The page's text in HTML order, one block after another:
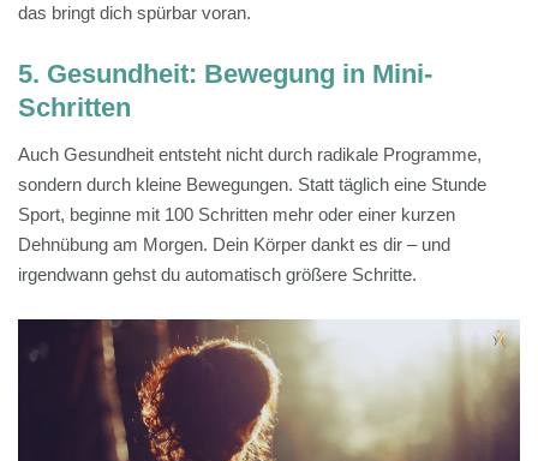
das bringt dich spürbar voran.
5. Gesundheit: Bewegung in Mini-
Schritten
Auch Gesundheit entsteht nicht durch radikale Programme,
sondern durch kleine Bewegungen. Statt täglich eine Stunde
Sport, beginne mit 100 Schritten mehr oder einer kurzen
Dehnübung am Morgen. Dein Körper dankt es dir – und
irgendwann gehst du automatisch größere Schritte.